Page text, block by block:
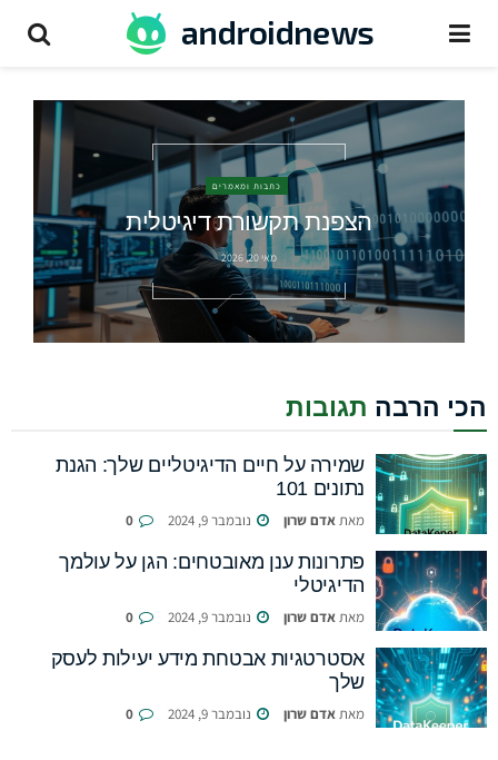
כתבות ומאמרים
הצפנת תקשורת דיגיטלית
מאי 20, 2026
הכי הרבה תגובות
שמירה על חיים הדיגיטליים שלך: הגנת
נתונים 101
מאתאדם שרון נובמבר 9, 2024
פתרונות ענן מאובטחים: הגן על עולמך
הדיגיטלי
מאתאדם שרון נובמבר 9, 2024
אסטרטגיות אבטחת מידע יעילות לעסק
שלך
מאתאדם שרון נובמבר 9, 2024